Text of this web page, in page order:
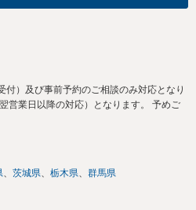
付）及び事前予約のご相談のみ対応となり
営業日以降の対応）となります。 予めご
茨城県 栃木県 群馬県